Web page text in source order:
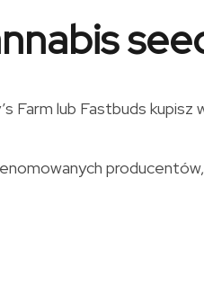
Farm lub Fastbuds
producentów,